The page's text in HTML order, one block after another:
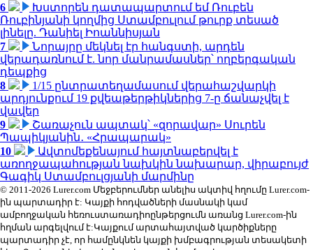
6
Խստորեն դատապարտում եմ Ռուբեն
Ռուբինյանի կողմից Ստամբուլում թուրք տեսած
լինելը. Դանիել Իոաննիսյան
7
Նորայրը մեկնել էր հանգստի, արդեն
վերադառնում է. նոր մանրամասներ՝ ողբերգական
դեպքից
8
1/15 ընտրատեղամասում վերահաշվարկի
արդյունքում 19 քվեաթերթիկներից 7-ը ճանաչվել է
վավեր
9
Շառաչուն ապտակ՝ «զորավար» Սուրեն
Պապիկյանին․ «Հրապարակ»
10
Ավտոմեքենայում հայտնաբերվել է
առողջապահության նախկին նախարար, վիրաբույժ
Գագիկ Ստամբուլցյանի մարմինը
© 2011-2026 Lurer.com Մեջբերումներ անելիս ակտիվ հղումը Lurer.com-
ին պարտադիր է: Կայքի հոդվածների մասնակի կամ
ամբողջական հեռուստառադիոընթերցումն առանց Lurer.com-ին
հղման արգելվում է:Կայքում արտահայտված կարծիքները
պարտադիր չէ, որ համընկնեն կայքի խմբագրության տեսակետի